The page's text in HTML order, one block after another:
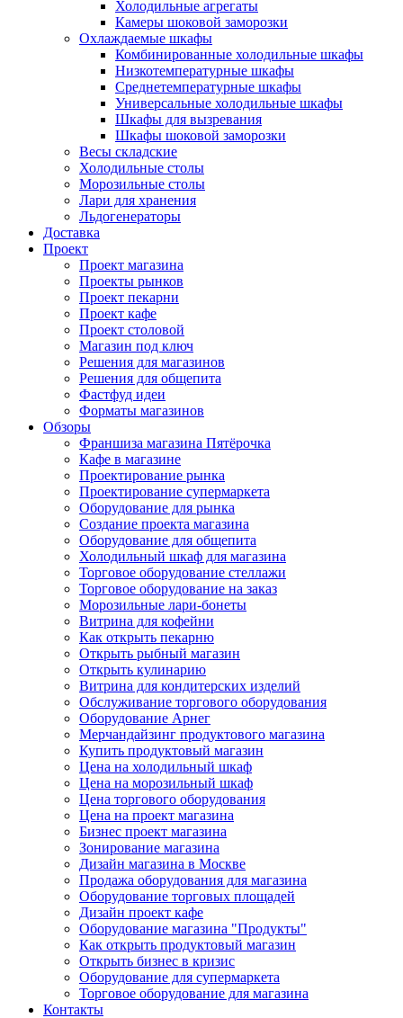
Холодильные агрегаты
Камеры шоковой заморозки
Охлаждаемые шкафы
Комбинированные холодильные шкафы
Низкотемпературные шкафы
Среднетемпературные шкафы
Универсальные холодильные шкафы
Шкафы для вызревания
Шкафы шоковой заморозки
Весы складские
Холодильные столы
Морозильные столы
Лари для хранения
Льдогенераторы
Доставка
Проект
Проект магазина
Проекты рынков
Проект пекарни
Проект кафе
Проект столовой
Магазин под ключ
Решения для магазинов
Решения для общепита
Фастфуд идеи
Форматы магазинов
Обзоры
Франшиза магазина Пятёрочка
Кафе в магазине
Проектирование рынка
Проектирование супермаркета
Оборудование для рынка
Создание проекта магазина
Оборудование для общепита
Холодильный шкаф для магазина
Торговое оборудование стеллажи
Торговое оборудование на заказ
Морозильные лари-бонеты
Витрина для кофейни
Как открыть пекарню
Открыть рыбный магазин
Открыть кулинарию
Витрина для кондитерских изделий
Обслуживание торгового оборудования
Оборудование Арнег
Мерчандайзинг продуктового магазина
Купить продуктовый магазин
Цена на холодильный шкаф
Цена на морозильный шкаф
Цена торгового оборудования
Цена на проект магазина
Бизнес проект магазина
Зонирование магазина
Дизайн магазина в Москве
Продажа оборудования для магазина
Оборудование торговых площадей
Дизайн проект кафе
Оборудование магазина "Продукты"
Как открыть продуктовый магазин
Открыть бизнес в кризис
Оборудование для супермаркета
Торговое оборудование для магазина
Контакты